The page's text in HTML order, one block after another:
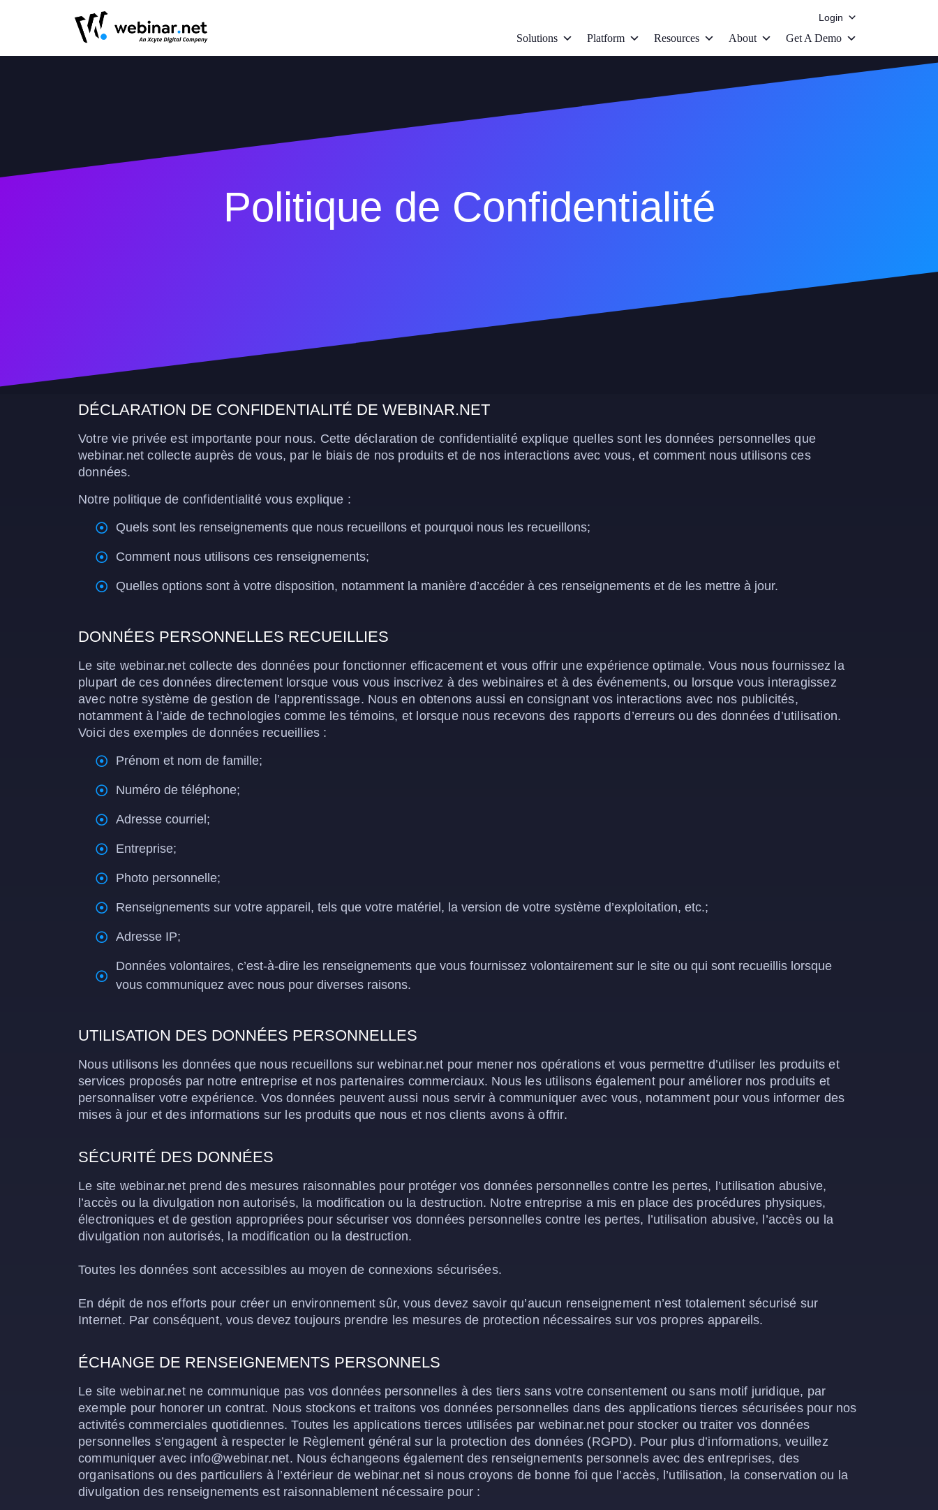
Login
Solutions Platform Resources About Get A Demo
Politique de Confidentialité
DÉCLARATION DE CONFIDENTIALITÉ DE WEBINAR.NET
Votre vie privée est importante pour nous. Cette déclaration de confidentialité explique quelles sont les données personnelles que
webinar.net collecte auprès de vous, par le biais de nos produits et de nos interactions avec vous, et comment nous utilisons ces
données.
Notre politique de confidentialité vous explique :
Quels sont les renseignements que nous recueillons et pourquoi nous les recueillons;
Comment nous utilisons ces renseignements;
Quelles options sont à votre disposition, notamment la manière d’accéder à ces renseignements et de les mettre à jour.
DONNÉES PERSONNELLES RECUEILLIES
Le site webinar.net collecte des données pour fonctionner efficacement et vous offrir une expérience optimale. Vous nous fournissez la
plupart de ces données directement lorsque vous vous inscrivez à des webinaires et à des événements, ou lorsque vous interagissez
avec notre système de gestion de l’apprentissage. Nous en obtenons aussi en consignant vos interactions avec nos publicités,
notamment à l’aide de technologies comme les témoins, et lorsque nous recevons des rapports d’erreurs ou des données d’utilisation.
Voici des exemples de données recueillies :
Prénom et nom de famille;
Numéro de téléphone;
Adresse courriel;
Entreprise;
Photo personnelle;
Renseignements sur votre appareil, tels que votre matériel, la version de votre système d’exploitation, etc.;
Adresse IP;
Données volontaires, c’est-à-dire les renseignements que vous fournissez volontairement sur le site ou qui sont recueillis lorsque
vous communiquez avec nous pour diverses raisons.
UTILISATION DES DONNÉES PERSONNELLES
Nous utilisons les données que nous recueillons sur webinar.net pour mener nos opérations et vous permettre d’utiliser les produits et
services proposés par notre entreprise et nos partenaires commerciaux. Nous les utilisons également pour améliorer nos produits et
personnaliser votre expérience. Vos données peuvent aussi nous servir à communiquer avec vous, notamment pour vous informer des
mises à jour et des informations sur les produits que nous et nos clients avons à offrir.
SÉCURITÉ DES DONNÉES
Le site webinar.net prend des mesures raisonnables pour protéger vos données personnelles contre les pertes, l’utilisation abusive,
l’accès ou la divulgation non autorisés, la modification ou la destruction. Notre entreprise a mis en place des procédures physiques,
électroniques et de gestion appropriées pour sécuriser vos données personnelles contre les pertes, l’utilisation abusive, l’accès ou la
divulgation non autorisés, la modification ou la destruction.
Toutes les données sont accessibles au moyen de connexions sécurisées.
En dépit de nos efforts pour créer un environnement sûr, vous devez savoir qu’aucun renseignement n’est totalement sécurisé sur
Internet. Par conséquent, vous devez toujours prendre les mesures de protection nécessaires sur vos propres appareils.
ÉCHANGE DE RENSEIGNEMENTS PERSONNELS
Le site webinar.net ne communique pas vos données personnelles à des tiers sans votre consentement ou sans motif juridique, par
exemple pour honorer un contrat. Nous stockons et traitons vos données personnelles dans des applications tierces sécurisées pour nos
activités commerciales quotidiennes. Toutes les applications tierces utilisées par webinar.net pour stocker ou traiter vos données
personnelles s’engagent à respecter le Règlement général sur la protection des données (RGPD). Pour plus d’informations, veuillez
communiquer avec info@webinar.net. Nous échangeons également des renseignements personnels avec des entreprises, des
organisations ou des particuliers à l’extérieur de webinar.net si nous croyons de bonne foi que l’accès, l’utilisation, la conservation ou la
divulgation des renseignements est raisonnablement nécessaire pour :